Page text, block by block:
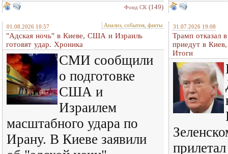
Фонд СК (149)
01.08.2026 10:57 Анализ, события, факты
"Адская ночь" в Киеве, США и Израиль
готовят удар. Хроника
СМИ сообщили
о подготовке
США и
Израилем
масштабного удара по
Ирану. В Киеве заявили
31.07.2026 19:08
Трамп отказал
приедут в
Итоги